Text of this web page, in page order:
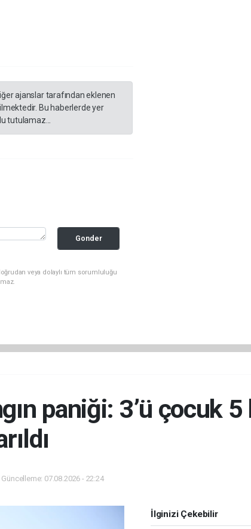
ajanslar tarafından eklenen
Bu haberlerde yer
tutulamaz...
Gonder
veya dolaylı tüm sorumluluğu
paniği: 3’ü çocuk
07.08.2026 - 22:24
İlginizi Çekebilir